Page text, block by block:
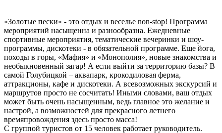
«Золотые пески» - это отдых и веселье non-stop! Программа
мероприятий насыщенна и разнообразна. Ежедневные
спортивные мероприятия, тематические вечеринки и шоу-
программы, дискотеки - в обязательной программе. Еще йога,
походы в горы, «Мафия» и «Монополия», новые знакомства и
необыкновенный загар! А если выйти за территорию базы? В
самой Голубицкой – аквапарк, крокодиловая ферма,
аттракционы, кафе и дискотеки. А всевозможных экскурсий и
маршрутов просто не сосчитать! Иными словами, ваш отдых
может быть очень насыщенным, ведь главное это желание и
настрой, а возможностей для прекрасного летнего
времяпровождения здесь просто масса!
С группой туристов от 15 человек работает руководитель.